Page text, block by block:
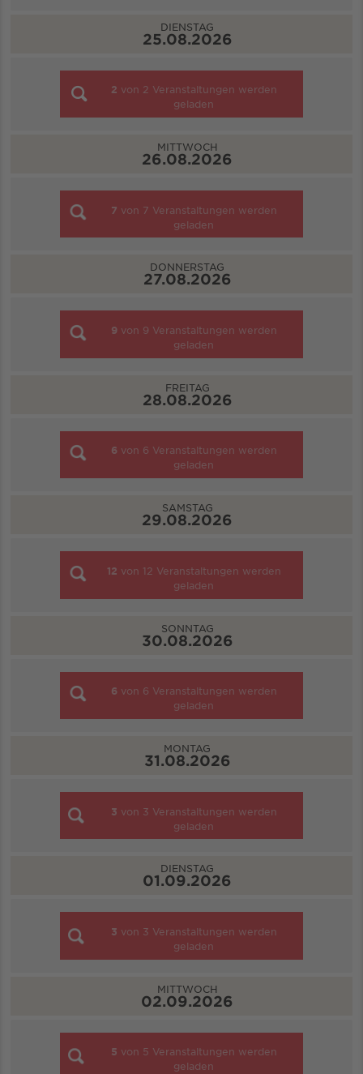
DIENSTAG
25.08.2026
2 von 2 Veranstaltungen werden
geladen
MITTWOCH
26.08.2026
7 von 7 Veranstaltungen werden
geladen
DONNERSTAG
27.08.2026
9 von 9 Veranstaltungen werden
geladen
FREITAG
28.08.2026
6 von 6 Veranstaltungen werden
geladen
SAMSTAG
29.08.2026
12 von 12 Veranstaltungen werden
geladen
SONNTAG
30.08.2026
6 von 6 Veranstaltungen werden
geladen
MONTAG
31.08.2026
3 von 3 Veranstaltungen werden
geladen
DIENSTAG
01.09.2026
3 von 3 Veranstaltungen werden
geladen
MITTWOCH
02.09.2026
5 von 5 Veranstaltungen werden
geladen